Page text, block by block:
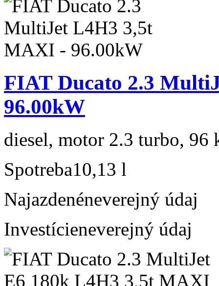
FIAT Ducato 2.3
96.00kW
diesel, motor 2.3 turbo, 96
Spotreba10,13 l
Najazdenéneverejný údaj
Investícieneverejný údaj